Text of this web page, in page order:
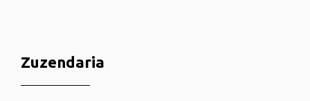
Zuzendaria